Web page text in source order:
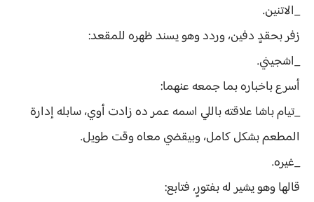
_الاتنين.
زفر بحقدٍ دفين، وردد وهو يسند ظهره للمقعد:
_اشجيني.
أسرع باخباره بما جمعه عنهما:
_تيام باشا علاقته باللي اسمه عمر ده زادت أوي، سابله إدارة
المطعم بشكل كامل، وبيقضي معاه وقت طويل.
_غيره.
قالها وهو يشير له بفتورٍ، فتابع: